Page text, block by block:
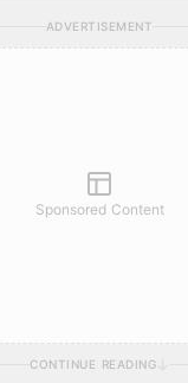
ADVERTISEMENT
Sponsored Content
CONTINUE READING